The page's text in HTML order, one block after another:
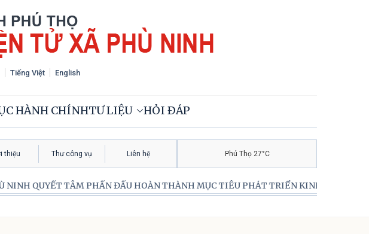
Tiếng Việt English
HÀNH CHÍNHTƯ LIỆU HỎI ĐÁP
thiệu Thư công vụ Liên hệ Phú Thọ 27°C
TÂM PHẤN ĐẤU HOÀN THÀNH MỤC TIÊU PHÁT TRIỂN KINH TÊ – XÃ HỘI 5 NĂM